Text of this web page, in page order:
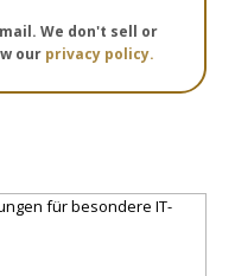
We don't sell or
our privacy policy.